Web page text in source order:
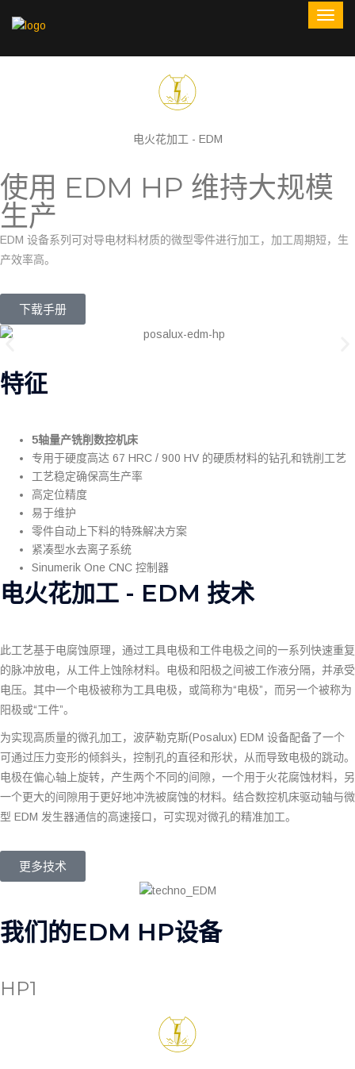
电火花加工 - EDM
使用 EDM HP 维持大规模
生产
EDM 设备系列可对导电材料材质的微型零件进行加工，加工周期短，生
产效率高。
下载手册
特征
5轴量产铣削数控机床
专用于硬度高达 67 HRC / 900 HV 的硬质材料的钻孔和铣削工艺
工艺稳定确保高生产率
高定位精度
易于维护
零件自动上下料的特殊解决方案
紧凑型水去离子系统
Sinumerik One CNC 控制器
电火花加工 - EDM 技术
此工艺基于电腐蚀原理，通过工具电极和工件电极之间的一系列快速重复
的脉冲放电，从工件上蚀除材料。电极和阳极之间被工作液分隔，并承受
电压。其中一个电极被称为工具电极，或简称为“电极”，而另一个被称为
阳极或“工件”。
为实现高质量的微孔加工，波萨勒克斯(Posalux) EDM 设备配备了一个
可通过压力变形的倾斜头，控制孔的直径和形状，从而导致电极的跳动。
电极在偏心轴上旋转，产生两个不同的间隙，一个用于火花腐蚀材料，另
一个更大的间隙用于更好地冲洗被腐蚀的材料。结合数控机床驱动轴与微
型 EDM 发生器通信的高速接口，可实现对微孔的精准加工。
更多技术
我们的EDM HP设备
HP1